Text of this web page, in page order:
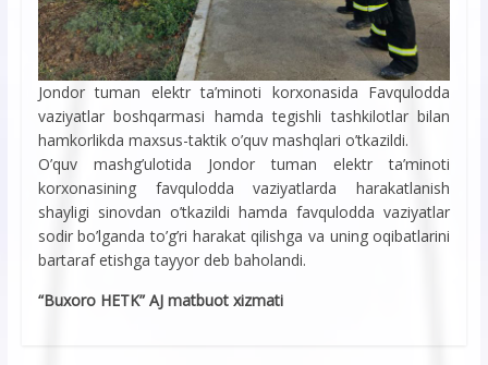
Jondor tuman elektr ta’minoti korxonasida Favqulodda
vaziyatlar boshqarmasi hamda tegishli tashkilotlar bilan
hamkorlikda maxsus-taktik o’quv mashqlari o’tkazildi.
O’quv mashg’ulotida Jondor tuman elektr ta’minoti
korxonasining favqulodda vaziyatlarda harakatlanish
shayligi sinovdan o’tkazildi hamda favqulodda vaziyatlar
sodir bo’lganda to’g’ri harakat qilishga va uning oqibatlarini
bartaraf etishga tayyor deb baholandi.
“Buxoro HETK” AJ matbuot xizmati